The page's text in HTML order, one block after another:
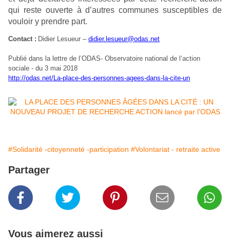
qui reste ouverte à d’autres communes susceptibles de
vouloir y prendre part.
Contact : Didier Lesueur – didier.lesueur@odas.net
Publié dans la lettre de l’ODAS- Observatoire national de l‘action
sociale - du 3 mai 2018
http://odas.net/La-place-des-personnes-agees-dans-la-cite-un
#Solidarité -citoyenneté -participation #Volontariat - retraite active
Partager
Vous aimerez aussi